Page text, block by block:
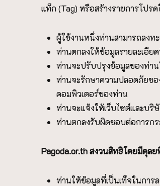
แท็ก (Tag) หรือสร้างรายการโปร
ผู้ใช้งานหนึ่งท่านสามารถลงท
ท่านตกลงให้ข้อมูลรายละเอีย
ท่านจะปรับปรุงข้อมูลของท่า
ท่านจะรักษาความปลอดภัยข
คอมพิวเตอร์ของท่าน
ท่านจะแจ้งให้เว็บไซต์และบ
ท่านตกลงรับผิดชอบต่อการก
Pagoda.or.thสงวนสิทธิโดยมีดุลย
ท่านให้ข้อมูลที่เป็นเท็จในการ